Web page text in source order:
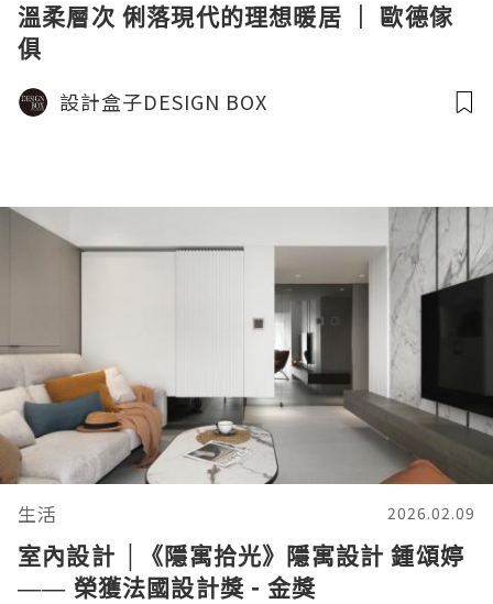
溫柔層次 俐落現代的理想暖居 ｜ 歐德傢
俱
設計盒子DESIGN BOX
生活 2026.02.09
室內設計 │《隱寓拾光》隱寓設計 鍾頌婷
—— 榮獲法國設計獎 - 金獎